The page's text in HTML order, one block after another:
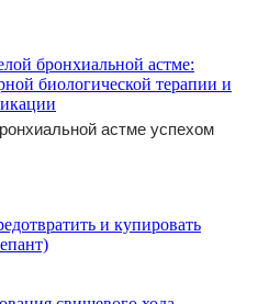
бронхиальной астме:
биологической терапии и
астме успехом